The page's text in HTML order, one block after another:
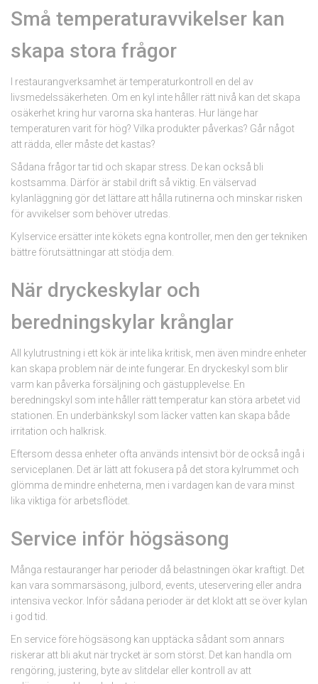
Små temperaturavvikelser kan
skapa stora frågor
I restaurangverksamhet är temperaturkontroll en del av
livsmedelssäkerheten. Om en kyl inte håller rätt nivå kan det skapa
osäkerhet kring hur varorna ska hanteras. Hur länge har
temperaturen varit för hög? Vilka produkter påverkas? Går något
att rädda, eller måste det kastas?
Sådana frågor tar tid och skapar stress. De kan också bli
kostsamma. Därför är stabil drift så viktig. En välservad
kylanläggning gör det lättare att hålla rutinerna och minskar risken
för avvikelser som behöver utredas.
Kylservice ersätter inte kökets egna kontroller, men den ger tekniken
bättre förutsättningar att stödja dem.
När dryckeskylar och
beredningskylar krånglar
All kylutrustning i ett kök är inte lika kritisk, men även mindre enheter
kan skapa problem när de inte fungerar. En dryckeskyl som blir
varm kan påverka försäljning och gästupplevelse. En
beredningskyl som inte håller rätt temperatur kan störa arbetet vid
stationen. En underbänkskyl som läcker vatten kan skapa både
irritation och halkrisk.
Eftersom dessa enheter ofta används intensivt bör de också ingå i
serviceplanen. Det är lätt att fokusera på det stora kylrummet och
glömma de mindre enheterna, men i vardagen kan de vara minst
lika viktiga för arbetsflödet.
Service inför högsäsong
Många restauranger har perioder då belastningen ökar kraftigt. Det
kan vara sommarsäsong, julbord, events, uteservering eller andra
intensiva veckor. Inför sådana perioder är det klokt att se över kylan
i god tid.
En service före högsäsong kan upptäcka sådant som annars
riskerar att bli akut när trycket är som störst. Det kan handla om
rengöring, justering, byte av slitdelar eller kontroll av att